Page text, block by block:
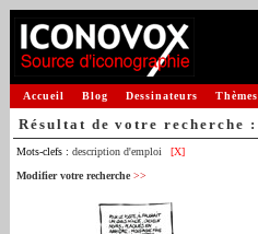
Accueil Blog Dessinateurs Thèmes
Résultat de votre recherche :
Mots-clefs : description d'emploi
[X]
Modifier votre recherche >>